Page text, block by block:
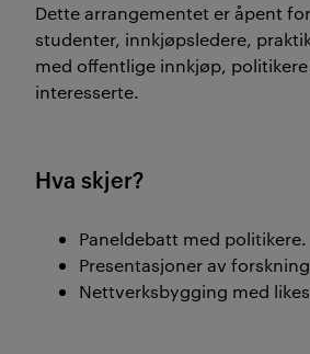
Dette arrangementet er åpent
studenter, innkjøpsledere,
med offentlige innkjøp,
interesserte.
Hva skjer?
Paneldebatt med politikere.
Presentasjoner av
Nettverksbygging med